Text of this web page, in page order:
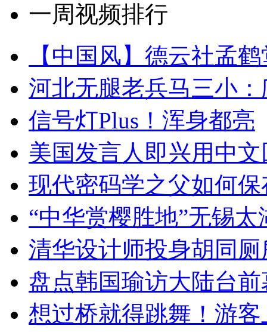
一周视频排行
【中国风】德云社孟
河北无腿老兵马三小
信号灯Plus！浑身都亮
美国发言人即兴用中
现代密码学之父如何
“中华赏樱胜地”无锡
清华设计师投身胡同
盘点韩国瑜访大陆台
想过桥就得跳舞！游客